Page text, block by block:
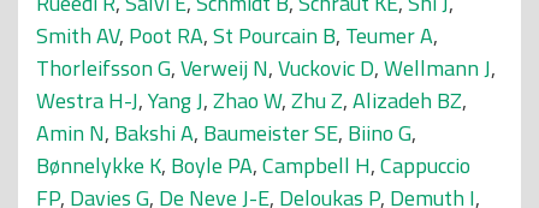
Smith AV, Poot RA,St Pourcain B, Teumer A,
Thorleifsson G,Verweij N,Vuckovic D,Wellmann J,
Westra H-J,Yang J,Zhao W,Zhu Z,Alizadeh BZ,
Amin N, Bakshi A, Baumeister SE, Biino G,
Bønnelykke K, Boyle PA,Campbell H,Cappuccio
FP, Davies G, De Neve J-E, Deloukas P, Demuth I,